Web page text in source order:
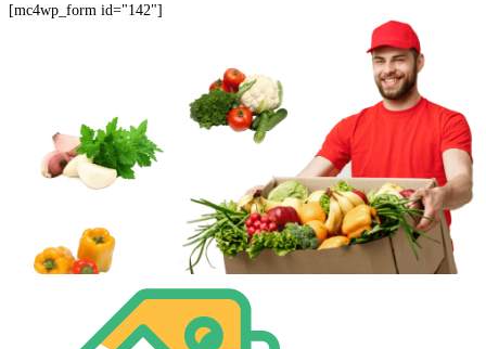
[mc4wp_form id="142"]